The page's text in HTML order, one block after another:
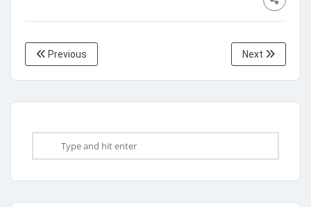
Previous Next